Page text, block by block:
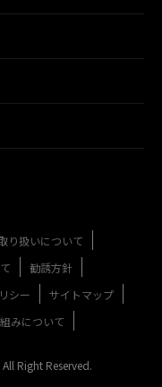
り扱いについて
勧誘方針
シー
サイトマップ
みについて
Right Reserved.